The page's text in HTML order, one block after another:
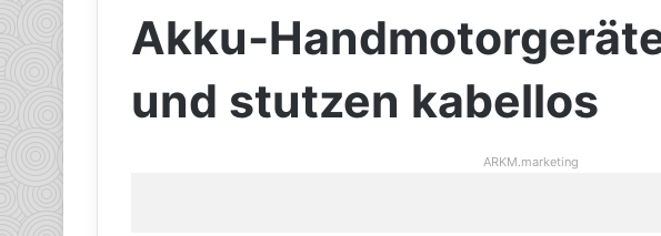
Akku-
und stutzen kabellos
ARKM.marketing